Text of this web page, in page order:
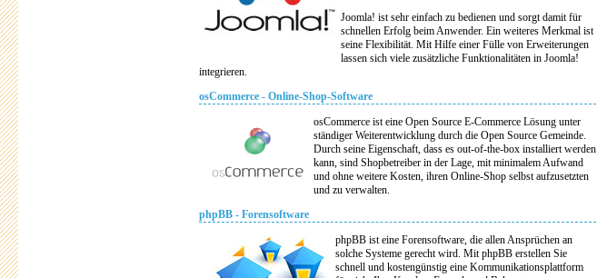
Joomla! ist sehr einfach zu bedienen und sorgt damit für
schnellen Erfolg beim Anwender. Ein weiteres Merkmal ist
seine Flexibilität. Mit Hilfe einer Fülle von Erweiterungen
lassen sich viele zusätzliche Funktionalitäten in Joomla!
integrieren.
osCommerce - Online-Shop-Software
osCommerce ist eine Open Source E-Commerce Lösung unter
ständiger Weiterentwicklung durch die Open Source Gemeinde.
Durch seine Eigenschaft, dass es out-of-the-box installiert werden
kann, sind Shopbetreiber in der Lage, mit minimalem Aufwand
und ohne weitere Kosten, ihren Online-Shop selbst aufzusetzten
und zu verwalten.
phpBB - Forensoftware
phpBB ist eine Forensoftware, die allen Ansprüchen an
solche Systeme gerecht wird. Mit phpBB erstellen Sie
schnell und kostengünstig eine Kommunikationsplattform